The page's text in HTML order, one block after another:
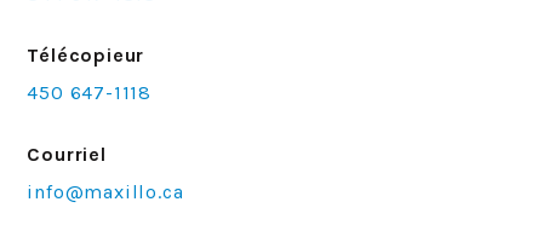
Télécopieur
450 647-1118
Courriel
info@maxillo.ca